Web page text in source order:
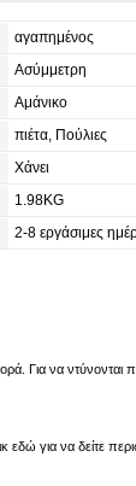
αγαπημένος
Ασύμμετρη
Αμάνικο
πιέτα, Πούλιες
Χάνει
1.98KG
2-8 εργάσιμες
Για να ντύνονται
για να δείτε